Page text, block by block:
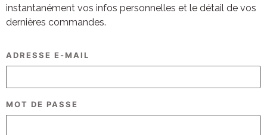
instantanément vos infos personnelles et le détail de vos
dernières commandes.
ADRESSE E-MAIL
MOT DE PASSE